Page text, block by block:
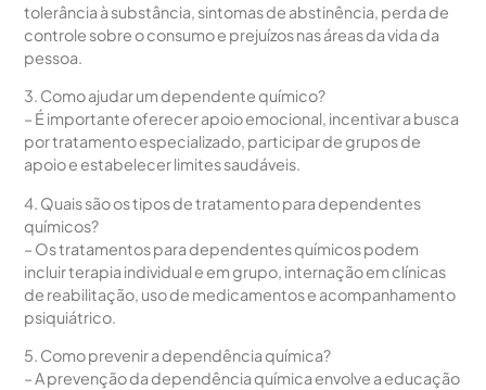
tolerância à substância, sintomas de abstinência, perda de
controle sobre o consumo e prejuízos nas áreas da vida da
pessoa.
3. Como ajudar um dependente químico?
– É importante oferecer apoio emocional, incentivar a busca
por tratamento especializado, participar de grupos de
apoio e estabelecer limites saudáveis.
4. Quais são os tipos de tratamento para dependentes
químicos?
– Os tratamentos para dependentes químicos podem
incluir terapia individual e em grupo, internação em clínicas
de reabilitação, uso de medicamentos e acompanhamento
psiquiátrico.
5. Como prevenir a dependência química?
– A prevenção da dependência química envolve a educação